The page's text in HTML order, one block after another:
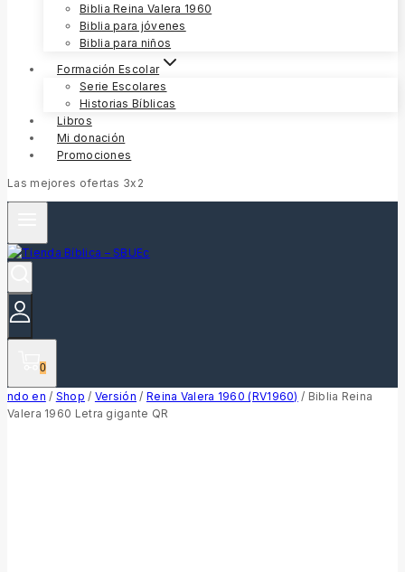
Biblia Reina Valera 1960
Biblia para jóvenes
Biblia para niños
Formación Escolar
Serie Escolares
Historias Bíblicas
Libros
Mi donación
Promociones
Las mejores ofertas 3x2
0
ndo en / Shop / Versión / Reina Valera 1960 (RV1960) / Biblia Reina
Valera 1960 Letra gigante QR